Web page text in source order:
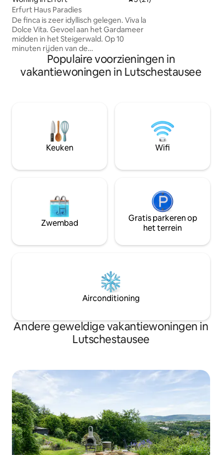
Erfurt Haus Paradies
De finca is zeer idyllisch gelegen. Viva la
Dolce Vita. Gevoel aan het Gardameer
midden in het Steigerwald. Op 10
minuten rijden van de
deelstaathoofdstad Erfurt. Het
exclusieve meubilair met hoogwaardige
materialen en het onbelemmerde
kunnen gebruikt worden van januari tot
oktober. De sauna kan het hele jaar door
gebruikt worden door maximaal zes
personen. De barbecue en de twee
ontspanning.
Populaire voorzieningen in
vakantiewoningen in Lutschestausee
Keuken Wifi
Zwembad
Gratis parkeren op
het terrein
Airconditioning
Andere geweldige vakantiewoningen in
Lutschestausee